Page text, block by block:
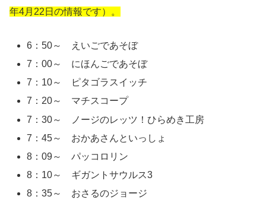
年4月22日の情報です）。
6：50～ えいごであそぼ
7：00～ にほんごであそぼ
7：10～ ピタゴラスイッチ
7：20～ マチスコープ
7：30～ ノージのレッツ！ひらめき工房
7：45～ おかあさんといっしょ
8：09～ パッコロリン
8：10～ ギガントサウルス3
8：35～ おさるのジョージ